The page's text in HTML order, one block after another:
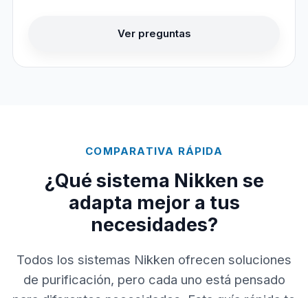
Ver preguntas
COMPARATIVA RÁPIDA
¿Qué sistema Nikken se
adapta mejor a tus
necesidades?
Todos los sistemas Nikken ofrecen soluciones
de purificación, pero cada uno está pensado